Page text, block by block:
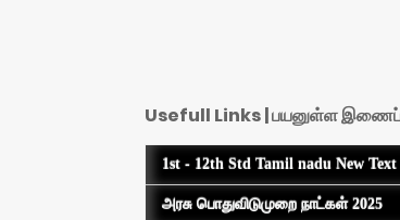
Usefull Links | பயனுள்ள
1st - 12th Std Tamil nadu New
அரசு பொதுவிடுமுறை நாட்கள் 2025